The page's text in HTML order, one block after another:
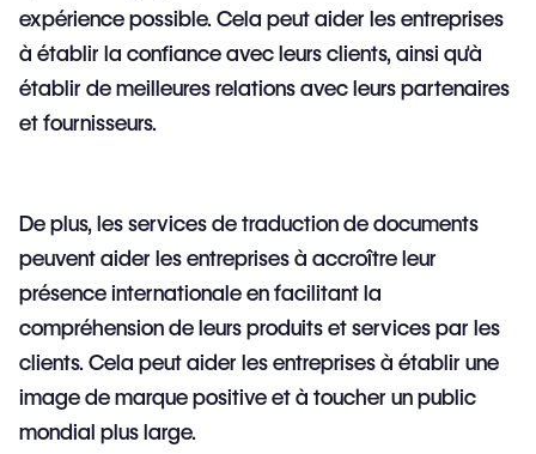
expérience possible. Cela peut aider les entreprises
à établir la confiance avec leurs clients, ainsi qu'à
établir de meilleures relations avec leurs partenaires
et fournisseurs.
De plus, les services de traduction de documents
peuvent aider les entreprises à accroître leur
présence internationale en facilitant la
compréhension de leurs produits et services par les
clients. Cela peut aider les entreprises à établir une
image de marque positive et à toucher un public
mondial plus large.